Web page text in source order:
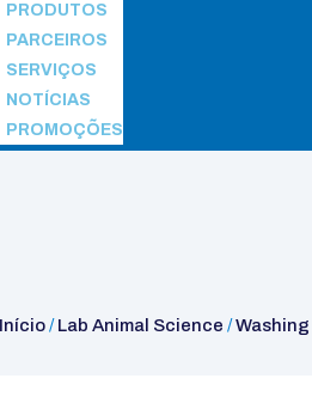
PRODUTOS
PARCEIROS
SERVIÇOS
NOTÍCIAS
PROMOÇÕES
Início/Lab Animal Science /Washing